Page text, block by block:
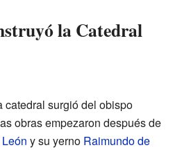
la Catedral
catedral surgió del obispo
obras empezaron después de
y su yerno Raimundo de